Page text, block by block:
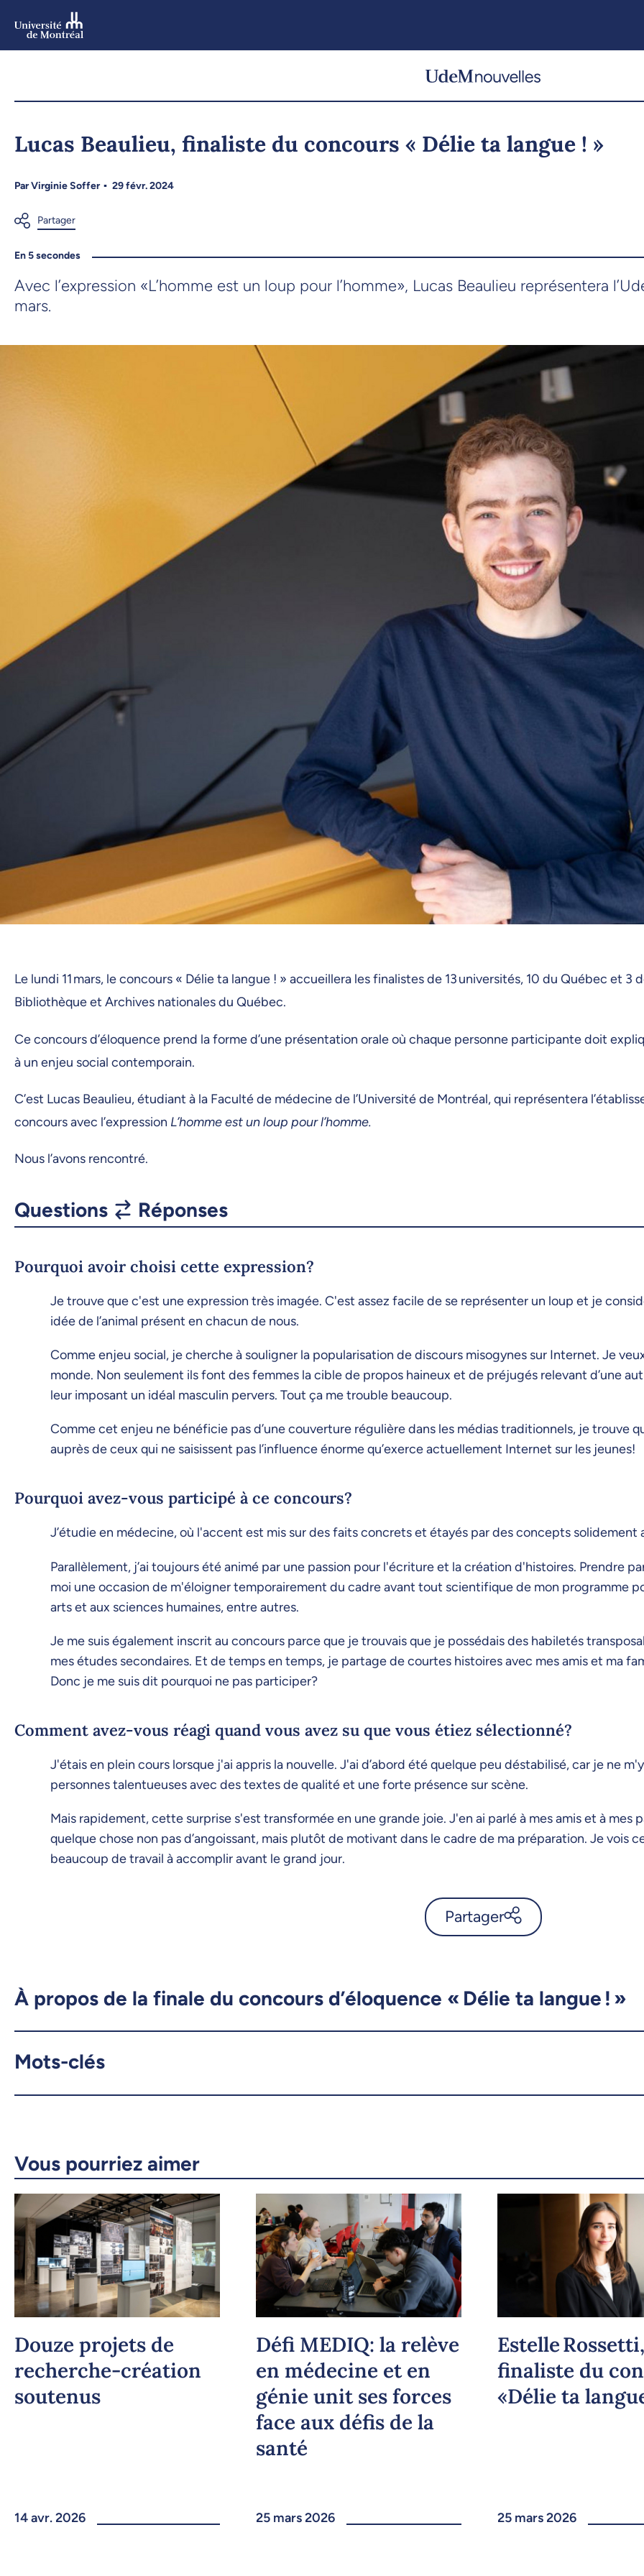
Lucas Beaulieu, finaliste du concours « Délie ta langue ! »
ParVirginie Soffer 29 févr. 2024
En 5 secondes
Avec l’expression «L’homme est un loup pour l’homme», Lucas Beaulieu représentera
mars.
Le lundi 11 mars, le concours « Délie ta langue ! » accueillera les finalistes de 13 universités, 10 du Québec et
Bibliothèque et Archives nationales du Québec.
Ce concours d’éloquence prend la forme d’une présentation orale où chaque personne participante doit
à un enjeu social contemporain.
C’est Lucas Beaulieu, étudiant à la Faculté de médecine de l’Université de Montréal, qui représentera
concours avec l’expression L’homme est un loup pour l’homme.
Nous l’avons rencontré.
Questions Réponses
Pourquoi avoir choisi cette expression?
Je trouve que c'est une expression très imagée. C'est assez facile de se représenter un loup et je
idée de l’animal présent en chacun de nous.
Comme enjeu social, je cherche à souligner la popularisation de discours misogynes sur Internet. Je
monde. Non seulement ils font des femmes la cible de propos haineux et de préjugés relevant d’une
leur imposant un idéal masculin pervers. Tout ça me trouble beaucoup.
Comme cet enjeu ne bénéficie pas d’une couverture régulière dans les médias traditionnels, je trouve
auprès de ceux qui ne saisissent pas l’influence énorme qu’exerce actuellement Internet sur les jeunes!
Pourquoi avez-vous participé à ce concours?
J’étudie en médecine, où l'accent est mis sur des faits concrets et étayés par des concepts
Parallèlement, j’ai toujours été animé par une passion pour l'écriture et la création d'histoires. Prendre
moi une occasion de m'éloigner temporairement du cadre avant tout scientifique de mon programme
arts et aux sciences humaines, entre autres.
Je me suis également inscrit au concours parce que je trouvais que je possédais des habiletés
mes études secondaires. Et de temps en temps, je partage de courtes histoires avec mes amis et ma
Donc je me suis dit pourquoi ne pas participer?
Comment avez-vous réagi quand vous avez su que vous étiez sélectionné?
J'étais en plein cours lorsque j'ai appris la nouvelle. J'ai d’abord été quelque peu déstabilisé, car je ne
personnes talentueuses avec des textes de qualité et une forte présence sur scène.
Mais rapidement, cette surprise s'est transformée en une grande joie. J'en ai parlé à mes amis et à
quelque chose non pas d’angoissant, mais plutôt de motivant dans le cadre de ma préparation. Je vois
beaucoup de travail à accomplir avant le grand jour.
Partager
X.com Facebook
À propos de la finale du concours d’éloquence « Délie ta langue ! »
Mots-clés
Vous pourriez aimer
Douze projets de
recherche-création
soutenus
14 avr. 2026
Défi MEDIQ: la relève
en médecine et en
génie unit ses forces
face aux défis de la
santé
25 mars 2026
Estelle Rossetti,
finaliste du
«Délie ta
25 mars 2026